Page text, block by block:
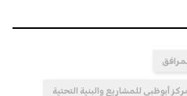
أبوظبي للمشاريع والبنية التحتية